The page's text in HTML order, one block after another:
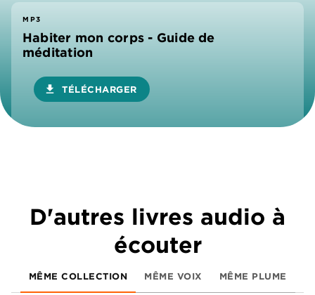
MP3
Habiter mon corps - Guide de
méditation
download TÉLÉCHARGER
D'autres livres audio à
écouter
MÊME COLLECTION MÊME VOIX MÊME PLUME